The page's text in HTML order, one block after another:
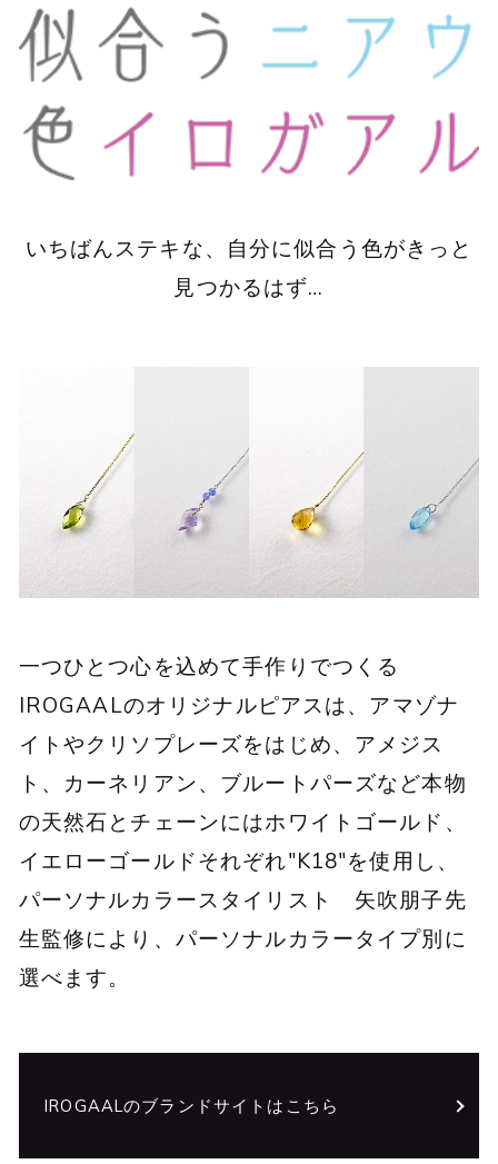
いちばんステキな、自分に似合う色がきっと
見つかるはず…
一つひとつ心を込めて手作りでつくる
IROGAALのオリジナルピアスは、アマゾナ
イトやクリソプレーズをはじめ、アメジス
ト、カーネリアン、ブルートパーズなど本物
の天然石とチェーンにはホワイトゴールド、
イエローゴールドそれぞれ"K18"を使用し、
パーソナルカラースタイリスト 矢吹朋子先
生監修により、パーソナルカラータイプ別に
選べます。
IROGAALのブランドサイトはこちら